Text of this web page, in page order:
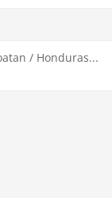
/ Honduras...